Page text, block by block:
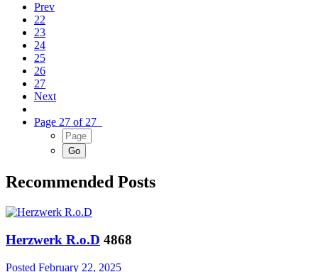
Prev
22
23
24
25
26
27
Next
Page 27 of 27
Recommended Posts
Herzwerk R.o.D 4868
Posted February 22, 2025